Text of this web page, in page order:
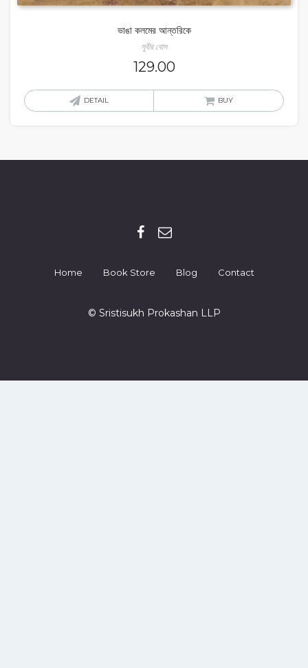
ভাঙা কলমের আন্তরিকে
সুবীর বোস
129.00
DETAIL BUY
Home Book Store Blog Contact
© Sristisukh Prokashan LLP